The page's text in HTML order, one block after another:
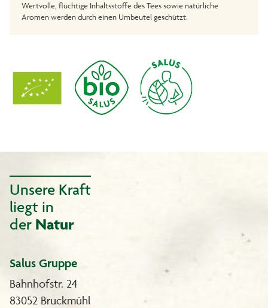
Wertvolle, flüchtige Inhaltsstoffe des Tees sowie natürliche
Aromen werden durch einen Umbeutel geschützt.
Unsere Kraft
liegt in
der Natur
Salus Gruppe
Bahnhofstr. 24
83052 Bruckmühl